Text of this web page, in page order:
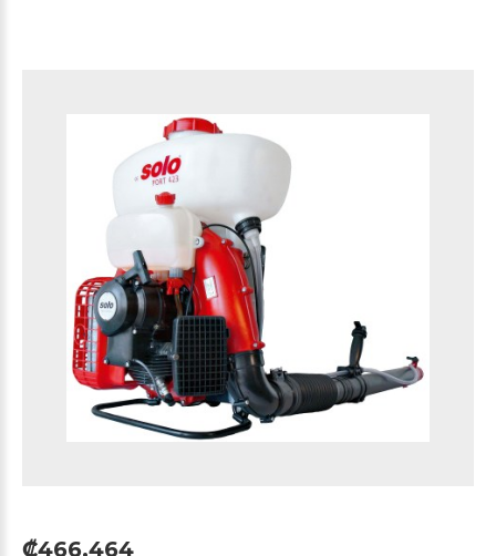
₡466,464